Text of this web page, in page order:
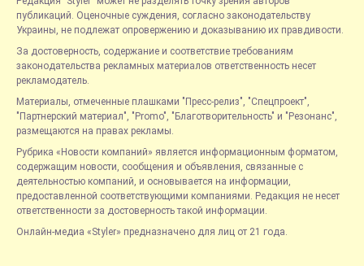
публикаций. Оценочные суждения, согласно законодательству
Украины, не подлежат опровержению и доказыванию их правдивости.
За достоверность, содержание и соответствие требованиям
законодательства рекламных материалов ответственность несет
рекламодатель.
Материалы, отмеченные плашками "Пресс-релиз", "Спецпроект",
"Партнерский материал", "Promo", "Благотворительность" и "Резонанс",
размещаются на правах рекламы.
Рубрика «Новости компаний» является информационным форматом,
содержащим новости, сообщения и объявления, связанные с
деятельностью компаний, и основывается на информации,
предоставленной соответствующими компаниями. Редакция не несет
ответственности за достоверность такой информации.
Онлайн-медиа «Styler» предназначено для лиц от 21 года.